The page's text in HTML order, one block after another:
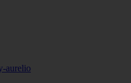
aurelio